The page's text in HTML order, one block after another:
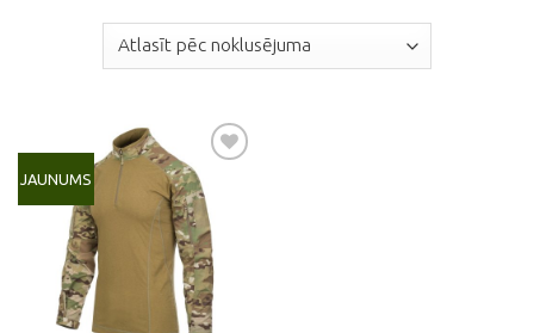
JAUNUMS
Pievienot
vēlmju
sarakstam